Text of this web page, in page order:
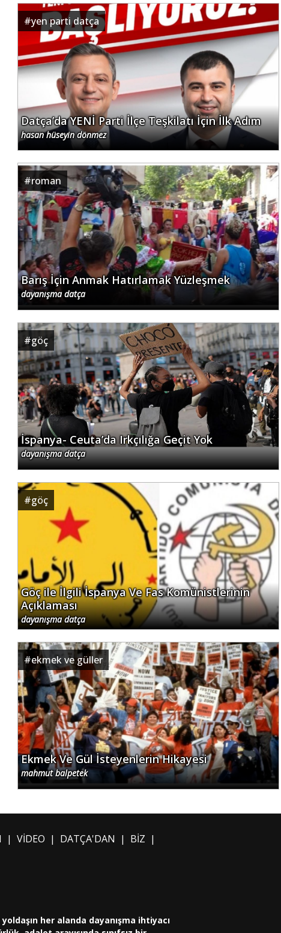
#yen parti datça
Datça’da YENİ Parti İlçe Teşkilatı İçin İlk Adım
hasan hüseyin dönmez
#roman
Barış İçin Anmak Hatırlamak Yüzleşmek
dayanışma datça
#göç
İspanya- Ceuta’da Irkçılığa Geçit Yok
dayanışma datça
#göç
Göç ile İlgili İspanya Ve Fas Komünistlerinin
Açıklaması
dayanışma datça
#ekmek ve güller
Ekmek Ve Gül İsteyenlerin Hikayesi
mahmut balpetek
| VİDEO | DATÇA'DAN | BİZ |
her alanda dayanışma ihtiyacı